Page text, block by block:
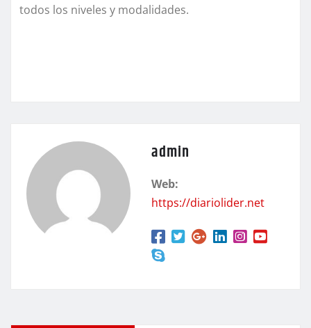
todos los niveles y modalidades.
admin
Web:
https://diariolider.net